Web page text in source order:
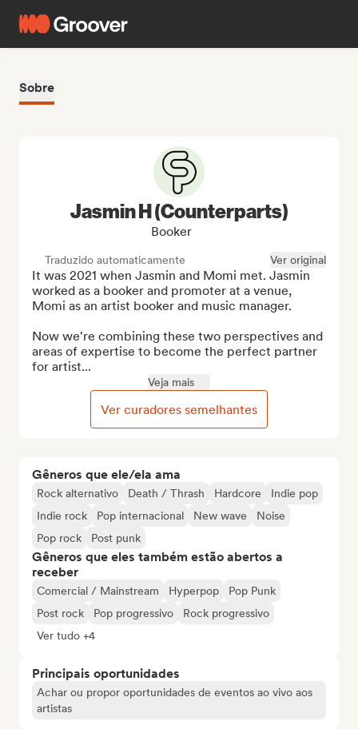
Sobre
Gêneros que ele/ela ama
Rock alternativo Death / Thrash Hardcore
Indie pop
Indie rock
Pop internacional New wave
Noise
Pop rock
Post punk
Gêneros que eles também estão abertos a
receber
Comercial / Mainstream Hyperpop
Pop Punk
Post rock
Pop progressivo
Rock progressivo
Ver tudo +4
Principais oportunidades
Achar ou propor oportunidades de eventos ao vivo aos
artistas
Jasmin H (Counterparts)
Booker
Traduzido automaticamente Ver original
It was 2021 when Jasmin and Momi met. Jasmin
worked as a booker and promoter at a venue,
Momi as an artist booker and music manager.
Now we're combining these two perspectives and
areas of expertise to become the perfect partner
for artist...
Veja mais
Ver curadores semelhantes